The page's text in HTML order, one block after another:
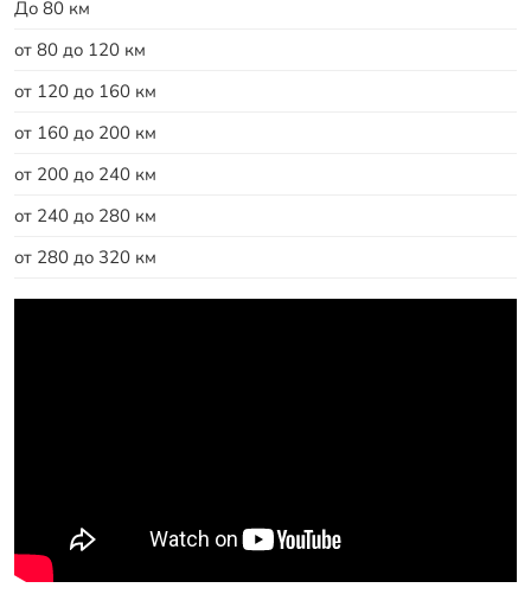
До 80 км
от 80 до 120 км
от 120 до 160 км
от 160 до 200 км
от 200 до 240 км
от 240 до 280 км
от 280 до 320 км